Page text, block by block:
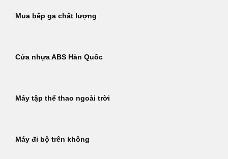
Mua bếp ga chất lượng
Cửa nhựa ABS Hàn Quốc
Máy tập thể thao ngoài trời
Máy đi bộ trên không